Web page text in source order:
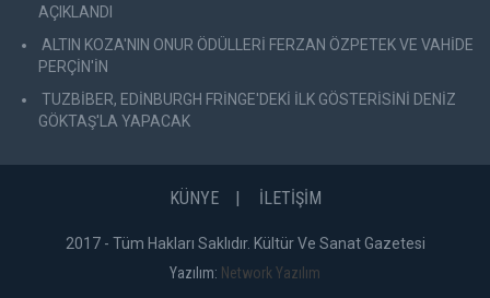
AÇIKLANDI
ALTIN KOZA'NIN ONUR ÖDÜLLERİ FERZAN ÖZPETEK VE VAHİDE
PERÇİN'İN
TUZBİBER, EDİNBURGH FRİNGE'DEKİ İLK GÖSTERİSİNİ DENİZ
GÖKTAŞ'LA YAPACAK
KÜNYE İLETİŞİM
2017 - Tüm Hakları Saklıdır. Kültür Ve Sanat Gazetesi
Yazılım: Network Yazılım